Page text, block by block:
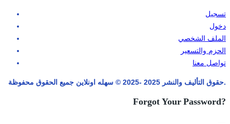
تسجيل
دخول
الملف الشخصي
الحزم والتسعير
تواصل معنا
حقوق التأليف والنشر 2025 -2025 © سهله اونلاين جميع الحقوق محفوظة.
Forgot Your Password?